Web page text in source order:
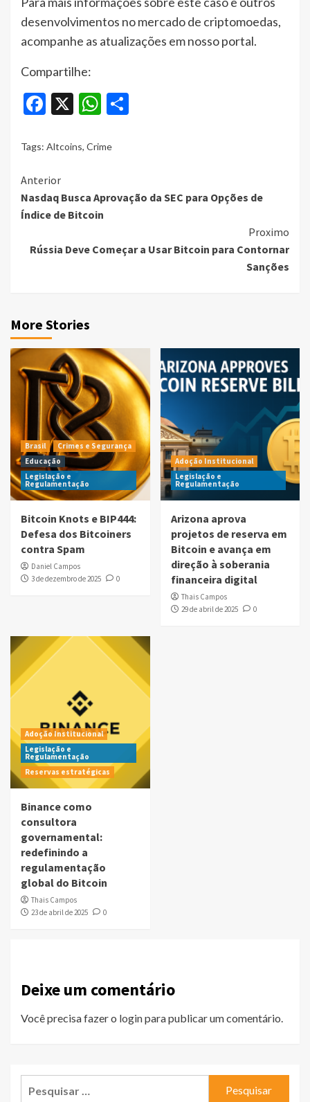
desenvolvimentos no mercado de criptomoedas,
acompanhe as atualizações em nosso portal.
Compartilhe:
Facebook
X WhatsApp
Tags: Altcoins, Crime
Continue
Reading
Anterior
Nasdaq Busca Aprovação da SEC para Opções de
Índice de Bitcoin
Proximo
Rússia Deve Começar a Usar Bitcoin para Contornar
Sanções
More Stories
Brasil
Crimes e Segurança
Educação
Legislação e
Regulamentação
Bitcoin Knots e BIP444:
Defesa dos Bitcoiners
contra Spam
Daniel Campos
3 de dezembro de 2025
0
Adoção Institucional
Legislação e
Regulamentação
Arizona aprova
projetos de reserva em
Bitcoin e avança em
direção à soberania
financeira digital
Thais Campos
29 de abril de 2025
0
Adoção Institucional
Legislação e
Regulamentação
Reservas estratégicas
Binance como
consultora
governamental:
redefinindo a
regulamentação
global do Bitcoin
Thais Campos
23 de abril de 2025
0
Deixe um comentário
Você precisa fazer o loginpara publicar um comentário.